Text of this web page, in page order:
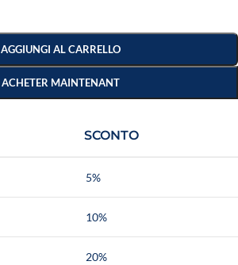
AGGIUNGI AL CARRELLO
ACHETER MAINTENANT
SCONTO
5%
10%
20%